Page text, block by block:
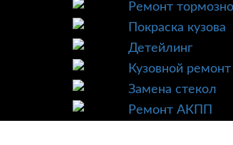
Ремонт
Покраска кузова
Детейлинг
Кузовной ремонт
Замена стекол
Ремонт АКПП